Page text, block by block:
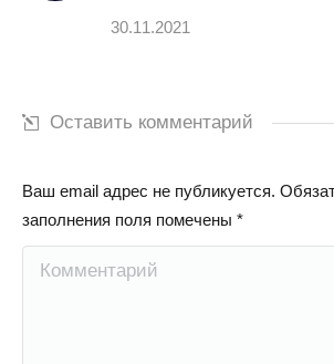
30.11.2021
Оставить комментарий
Ваш email адрес не публикуется.
заполнения поля помечены *
Комментарий